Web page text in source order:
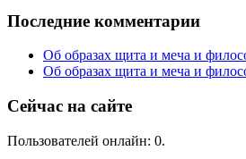
Последние комментарии
Об образах щита и меча и
Об образах щита и меча и
Сейчас на сайте
Пользователей онлайн: 0.